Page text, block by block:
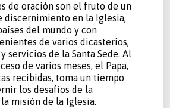
de oración son el fruto de un
discernimiento en la Iglesia,
del mundo y con
de varios dicasterios,
servicios de la Santa Sede. Al
de varios meses, el Papa,
recibidas, toma un tiempo
los desafíos de la
misión de la Iglesia.